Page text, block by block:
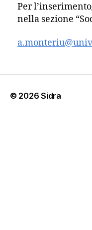
Per
nella sezione
© 2026Sidra